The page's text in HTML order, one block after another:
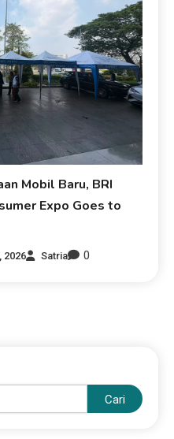
Mobil Baru, BRI
Expo Goes to
2026 Satria 0
Cari